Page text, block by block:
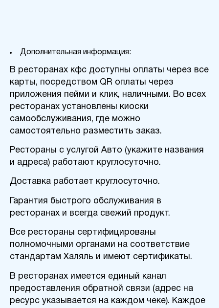
Дополнительная информация:
В ресторанах кфс доступны оплаты через все
карты, посредством QR оплаты через
приложения пейми и клик, наличными. Во всех
ресторанах установлены киоски
самообслуживания, где можно
самостоятельно разместить заказ.
Рестораны с услугой Авто (укажите названия
и адреса) работают круглосуточно.
Доставка работает круглосуточно.
Гарантия быстрого обслуживания в
ресторанах и всегда свежий продукт.
Все рестораны сертифицированы
полномочными органами на соответствие
стандартам Халяль и имеют сертификаты.
В ресторанах имеется единый канал
предоставления обратной связи (адрес на
ресурс указывается на каждом чеке). Каждое